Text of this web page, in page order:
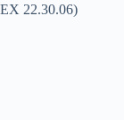
22.30.06)